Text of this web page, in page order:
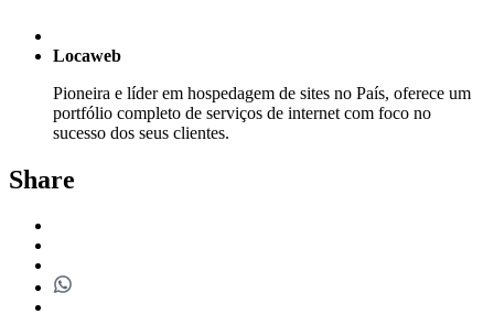
Locaweb
Pioneira e líder em hospedagem de sites no País, oferece um
portfólio completo de serviços de internet com foco no
sucesso dos seus clientes.
Share